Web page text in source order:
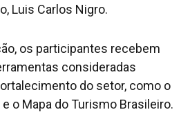
Luis Carlos Nigro.
os participantes recebem
consideradas
do setor, como o
o Mapa do Turismo Brasileiro.